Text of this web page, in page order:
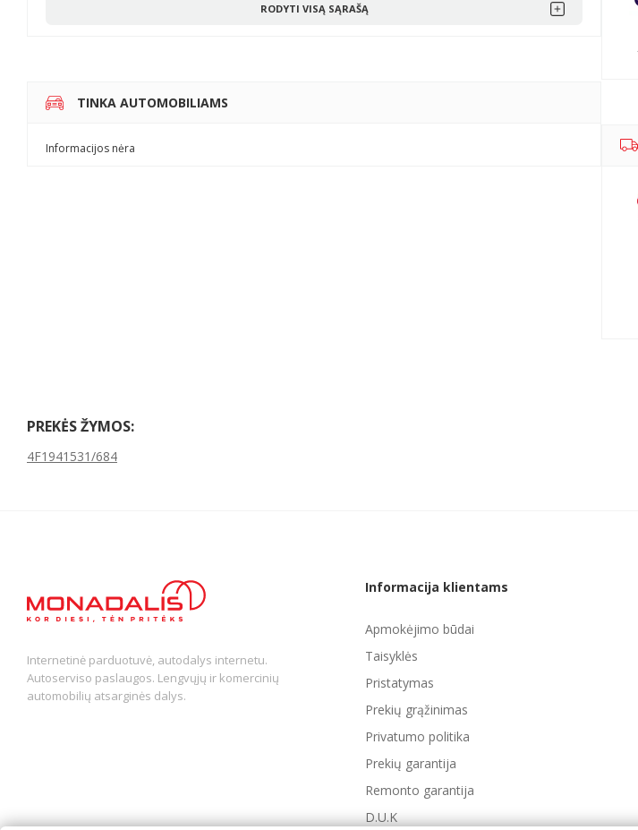
RODYTI VISĄ SĄRAŠĄ
TINKA AUTOMOBILIAMS
Informacijos nėra
PREKĖS ŽYMOS:
4F1941531/684
Internetinė parduotuvė, autodalys internetu.
Autoserviso paslaugos. Lengvųjų ir komercinių
automobilių atsarginės dalys.
Informacija klientams
Apmokėjimo būdai
Taisyklės
Pristatymas
Prekių grąžinimas
Privatumo politika
Prekių garantija
Remonto garantija
D.U.K